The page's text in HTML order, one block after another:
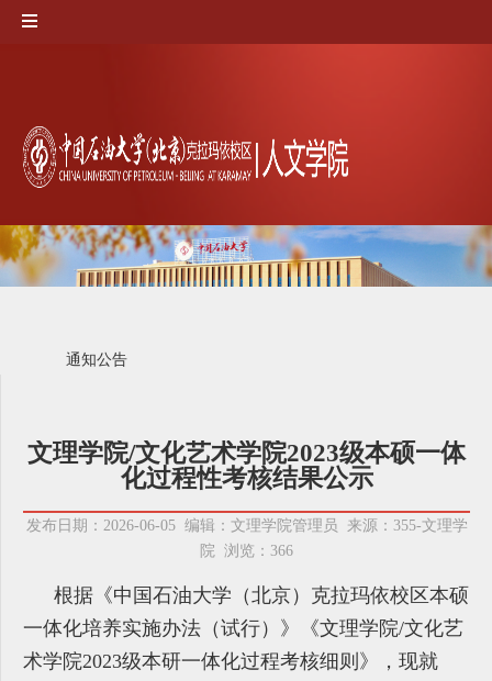
通知公告
文理学院/文化艺术学院2023级本硕一体
化过程性考核结果公示
发布日期：2026-06-05 编辑：文理学院管理员 来源：355-文理学
院 浏览： 366
根据《中国石油大学（北京）克拉玛依校区本硕
一体化培养实施办法（试行）》《文理学院/文化艺
术学院2023级本研一体化过程考核细则》，现就